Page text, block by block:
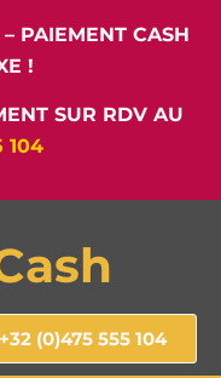
– PAIEMENT CASH
!
SUR RDV AU
104
(0)475 555 104